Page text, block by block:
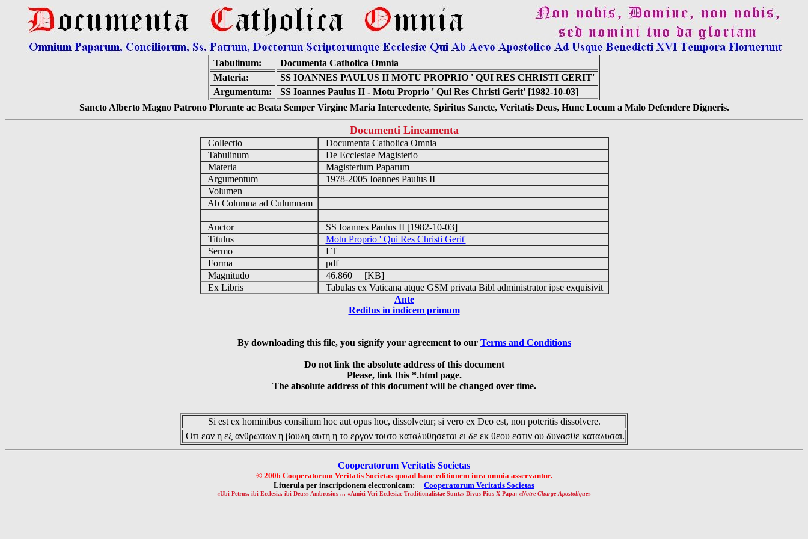
Tabulinum:
Documenta Catholica Omnia
Materia:
SS IOANNES PAULUS II MOTU PROPRIO ' QUI RES CHRISTI GERIT'
Argumentum:
SS Ioannes Paulus II - Motu Proprio ' Qui Res Christi Gerit' [1982-10-03]
Sancto Alberto Magno Patrono Plorante ac Beata Semper Virgine Maria Intercedente, Spiritus Sancte, Veritatis Deus, Hunc Locum a Malo Defendere Digneris.
Documenti Lineamenta
Collectio
Documenta Catholica Omnia
Tabulinum
De Ecclesiae Magisterio
Materia
Magisterium Paparum
Argumentum
1978-2005 Ioannes Paulus II
Volumen
Ab Columna ad Culumnam
Auctor
SS Ioannes Paulus II [1982-10-03]
Titulus
Motu Proprio ' Qui Res Christi Gerit'
Sermo
LT
Forma
pdf
Magnitudo
46.860 [KB]
Ex Libris
Tabulas ex Vaticana atque GSM privata Bibl administrator ipse exquisivit
Ante
Reditus in indicem primum
By downloading this file, you signify your agreement to our Terms and Conditions
Do not link the absolute address of this document
Please, link this *.html page.
The absolute address of this document will be changed over time.
Si est ex hominibus consilium hoc aut opus hoc, dissolvetur; si vero ex Deo est, non poteritis dissolvere.
Οτι εαν η εξ ανθρωπων η βουλη αυτη η το εργον τουτο καταλυθησεται ει δε εκ θεου εστιν ου δυνασθε καταλυσαι.
Cooperatorum Veritatis Societas
© 2006 Cooperatorum Veritatis Societas quoad hanc editionem iura omnia asservantur.
Litterula per inscriptionem electronicam: Cooperatorum Veritatis Societas
«Ubi Petrus, ibi Ecclesia, ibi Deus» Ambrosius ... «Amici Veri Ecclesiae Traditionalistae Sunt.» Divus Pius X Papa: «Notre Charge Apostolique»